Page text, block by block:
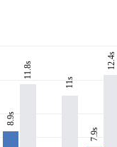
8.9s
11.8s
11s
7.9s
12.4s